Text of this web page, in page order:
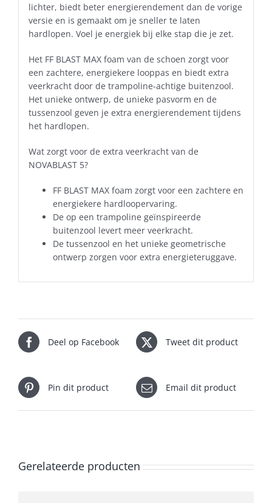
lichter, biedt beter energierendement dan de vorige
versie en is gemaakt om je sneller te laten
hardlopen. Voel je energiek bij elke stap die je zet.
Het FF BLAST MAX foam van de schoen zorgt voor
een zachtere, energiekere looppas en biedt extra
veerkracht door de trampoline-achtige buitenzool.
Het unieke ontwerp, de unieke pasvorm en de
tussenzool geven je extra energierendement tijdens
het hardlopen.
Wat zorgt voor de extra veerkracht van de
NOVABLAST 5?
FF BLAST MAX foam zorgt voor een zachtere en
energiekere hardloopervaring.
De op een trampoline geïnspireerde
buitenzool levert meer veerkracht.
De tussenzool en het unieke geometrische
ontwerp zorgen voor extra energieteruggave.
Deel op Facebook Tweet dit product
Pin dit product Email dit product
Gerelateerde producten